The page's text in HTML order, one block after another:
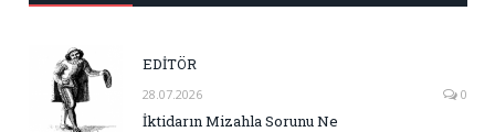
EDİTÖR
28.07.2026 0
İktidarın Mizahla Sorunu Ne